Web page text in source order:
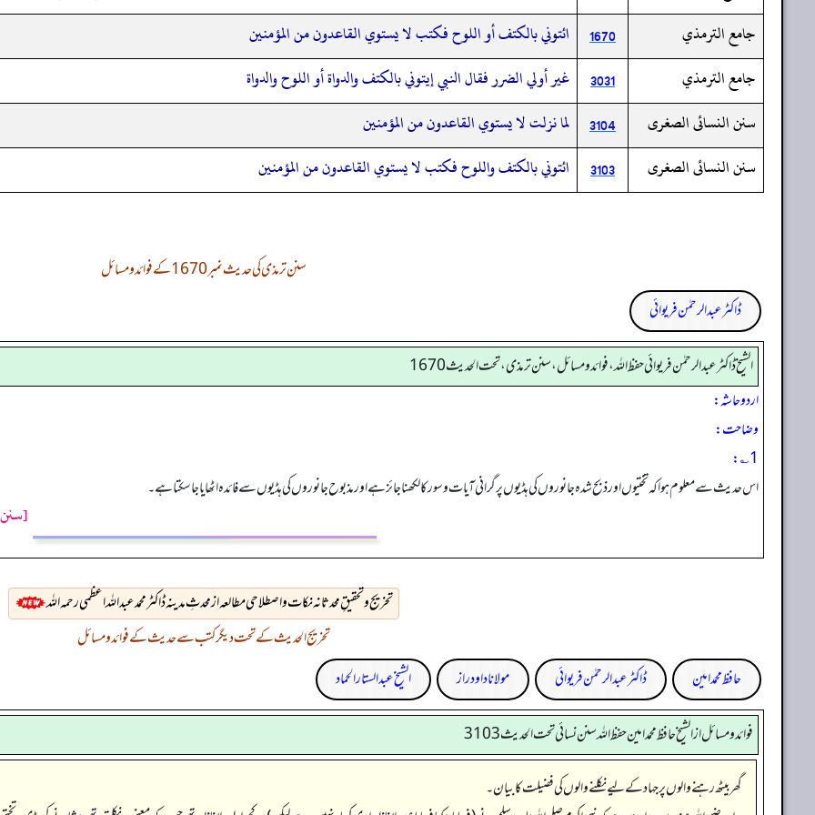
جامع الترمذي
1670
ائتوني بالكتف أو اللوح فكتب لا يستوي القاعدون من المؤمنين
جامع الترمذي
3031
غير أولي الضرر فقال النبي إيتوني بالكتف والدواة أو اللوح والدواة
سنن النسائى الصغرى
3104
لما نزلت لا يستوي القاعدون من المؤمنين
سنن النسائى الصغرى
3103 ائتوني بالكتف واللوح فكتب لا يستوي القاعدون من المؤمنين
سنن ترمذی کی حدیث نمبر 1670 کے فوائد و مسائل
ڈاکٹر عبدالرحمٰن فریوائی
الشیخ ڈاکٹر عبد الرحمٰن فریوائی حفظ اللہ، فوائد و مسائل، سنن ترمذی، تحت الحديث 1670
اردو حاشہ:
وضاحت:
1؎:
اس حدیث سے معلوم ہواکہ تختیوں اور ذبح شدہ جانوروں کی ہڈیوں پرگرانی آیات وسور کا لکھنا جائز ہے اور مذبوح جانوروں کی ہڈیوں سے فائدہ اٹھایا جاسکتا ہے۔
[سنن
تخريج وتحقيقِ محدثانہ نکات و اصطلاحی مطالعہ از محدثِ مدینہ ڈاکٹر محمد عبداللہ اعظمی رحمہ اللہ
تخریج الحدیث کے تحت دیگر کتب سے حدیث کے فوائد و مسائل
حافظ محمد امین
ڈاکٹر عبدالرحمٰن فریوائی مولانا داود راز الشیخ عبدالستار الحماد
فوائد ومسائل از الشيخ حافظ محمد امين حفظ الله سنن نسائي تحت الحديث3103
گھر بیٹھ رہنے والوں پر جہاد کے لیے نکلنے والوں کی فضیلت کا بیان۔